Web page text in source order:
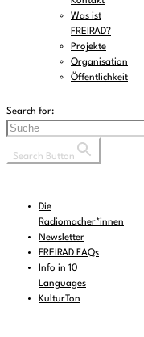
Was ist
FREIRAD?
Projekte
Organisation
Öffentlichkeit
Search for:
Search Button
Die
Radiomacher*innen
Newsletter
FREIRAD FAQs
Info in 10
Languages
KulturTon